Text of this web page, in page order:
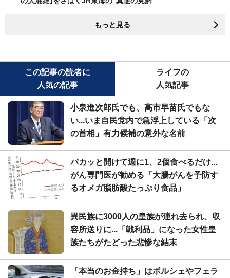
もっと見る
この記事の読者に
人気の記事
ライフの
人気記事
小泉進次郎氏でも、高市早苗氏でもな
い...いま自民党内で急浮上している「次
の首相」有力候補の意外な名前
パカッと開けて週に1、2個食べるだけ...
がん専門医が勧める「大腸がんを予防す
るオメガ脂肪酸たっぷり食品」
異民族に3000人の皇族が連れ去られ、収
容所送りに...「戦利品」になった女性皇
族たちがたどった悲惨な結末
「本当のお金持ち」はポルシェやフェラ